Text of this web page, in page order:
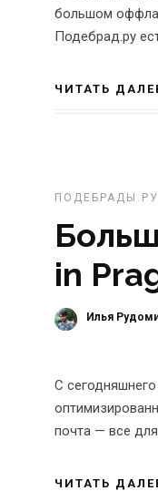
большом
Подебрад.ру
ЧИТАТЬ
ПОДЕБРАДЫ.РУ
in
Илья
С
почта — все
ЧИТАТЬ